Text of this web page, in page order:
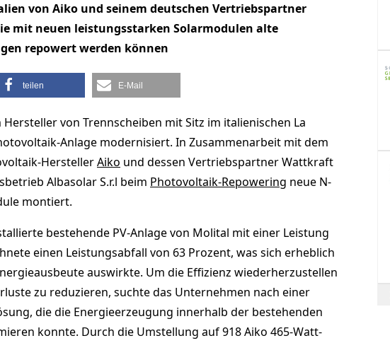
von Aiko und seinem deutschen Vertriebspartner
mit neuen leistungsstarken Solarmodulen alte
repowert werden können
teilen E-Mail
von Trennscheiben mit Sitz im italienischen La
Anlage modernisiert. In Zusammenarbeit mit dem
HerstellerAiko und dessen Vertriebspartner Wattkraft
Albasolar S.r.l beim Photovoltaik-Repowering neue N-
montiert.
bestehende PV-Anlage von Molital mit einer Leistung
einen Leistungsabfall von 63 Prozent, was sich erheblich
auswirkte. Um die Effizienz wiederherzustellen
zu reduzieren, suchte das Unternehmen nach einer
die die Energieerzeugung innerhalb der bestehenden
konnte. Durch die Umstellung auf 918 Aiko 465-Watt-